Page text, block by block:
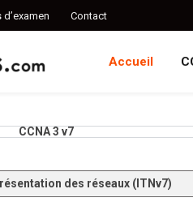
Contact
Accueil
CCNA 3 v7
des réseaux (ITNv7)